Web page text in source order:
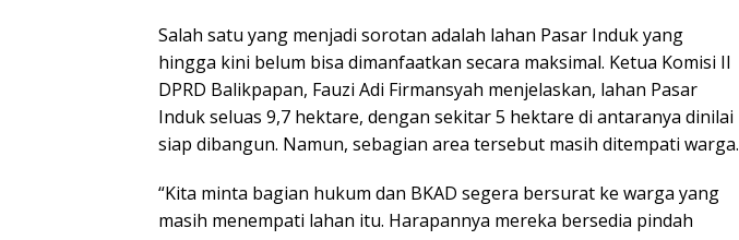
Salah satu yang menjadi sorotan adalah lahan Pasar Induk yang
hingga kini belum bisa dimanfaatkan secara maksimal. Ketua Komisi II
DPRD Balikpapan, Fauzi Adi Firmansyah menjelaskan, lahan Pasar
Induk seluas 9,7 hektare, dengan sekitar 5 hektare di antaranya dinilai
siap dibangun. Namun, sebagian area tersebut masih ditempati warga.
“Kita minta bagian hukum dan BKAD segera bersurat ke warga yang
masih menempati lahan itu. Harapannya mereka bersedia pindah